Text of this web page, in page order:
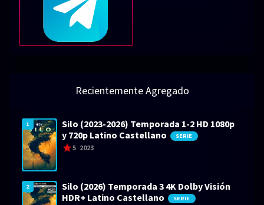
Recientemente Agregado
1
Silo (2023-2026) Temporada 1-2 HD 1080p
y 720p Latino Castellano
SERIE
5 2023
2
Silo (2026) Temporada 3 4K Dolby Visión
HDR+ Latino Castellano
SERIE